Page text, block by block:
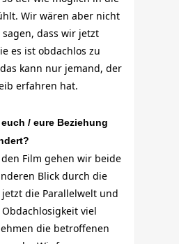
Wir wären aber nicht
sagen, dass wir jetzt
es ist obdachlos zu
kann nur jemand, der
erfahren hat.
/ eure Beziehung
Film gehen wir beide
Blick durch die
die Parallelwelt und
viel
die betroffenen